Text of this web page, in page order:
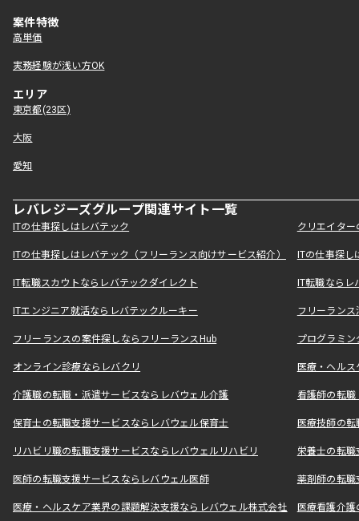
案件特徴
高単価
実務経験が浅い方OK
エリア
東京都(23区)
大阪
愛知
レバレジーズグループ関連サイト一覧
ITの仕事探しはレバテック クリエイタ
ITの仕事探しはレバテック（フリーランス向けサービス紹介） ITの仕事探
IT転職スカウトならレバテックダイレクト IT転職なら
ITエンジニア就活ならレバテックルーキー フリーラン
フリーランスの案件探しならフリーランスHub プログラミ
オンライン診療ならレバクリ 医療・ヘル
介護職の転職・派遣サービスならレバウェル介護 看護師の転
保育士の転職支援サービスならレバウェル保育士 医療技師の
リハビリ職の転職支援サービスならレバウェルリハビリ 栄養士の転
医師の転職支援サービスならレバウェル医師 薬剤師の転
医療・ヘルスケア業界の課題解決支援ならレバウェル株式会社 医療看護介